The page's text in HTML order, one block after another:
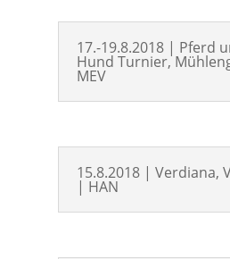
17.-19.8.2018 | Pferd
Hund Turnier,
MEV
15.8.2018 | Verdiana,
| HAN